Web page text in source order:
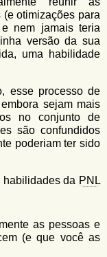
otimizações para
nem jamais teria
versão da sua
uma habilidade
esse processo de
sejam mais
no conjunto de
são confundidos
poderiam ter sido
da PNL
as pessoas e
(e que você as